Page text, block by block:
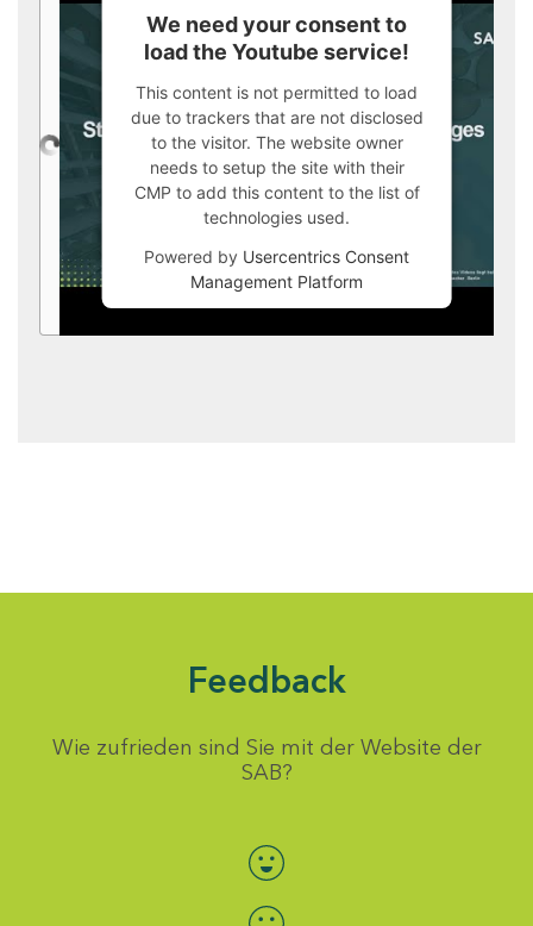
We need your consent to
load the Youtube service!
This content is not permitted to load
due to trackers that are not disclosed
to the visitor. The website owner
needs to setup the site with their
CMP to add this content to the list of
technologies used.
Powered by Usercentrics Consent
Management Platform
Feedback
Wie zufrieden sind Sie mit der Website der
SAB?
Bewertung auswählen